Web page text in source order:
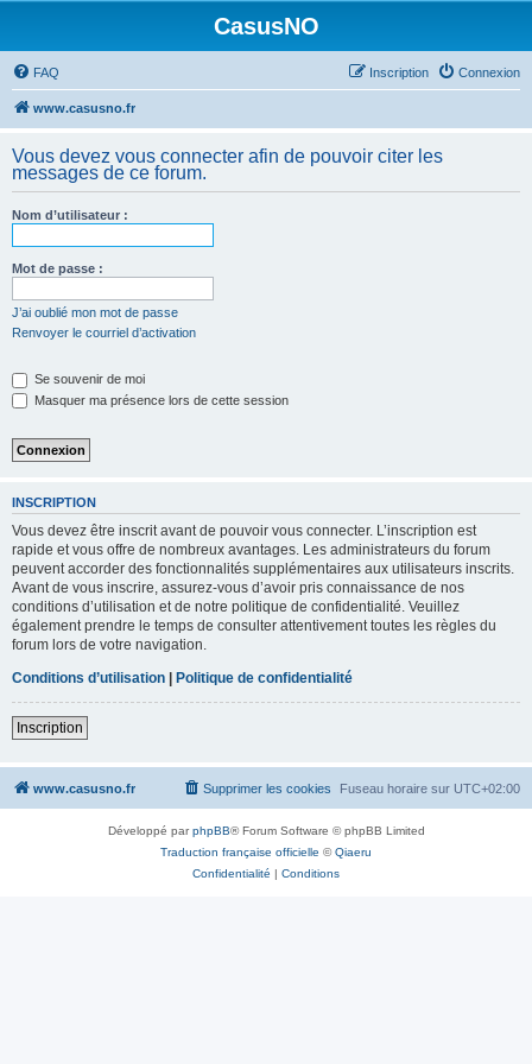
CasusNO
FAQ Connexion
Inscription
www.casusno.fr
Vous devez vous connecter afin de pouvoir citer les
messages de ce forum.
Nom d’utilisateur :
Mot de passe :
J’ai oublié mon mot de passe
Renvoyer le courriel d’activation
Se souvenir de moi
Masquer ma présence lors de cette session
INSCRIPTION
Vous devez être inscrit avant de pouvoir vous connecter. L’inscription est
rapide et vous offre de nombreux avantages. Les administrateurs du forum
peuvent accorder des fonctionnalités supplémentaires aux utilisateurs inscrits.
Avant de vous inscrire, assurez-vous d’avoir pris connaissance de nos
conditions d’utilisation et de notre politique de confidentialité. Veuillez
également prendre le temps de consulter attentivement toutes les règles du
forum lors de votre navigation.
Conditions d’utilisation | Politique de confidentialité
Inscription
www.casusno.fr Fuseau horaire sur UTC+02:00
Supprimer les cookies
Développé parphpBB® Forum Software © phpBB Limited
Traduction française officielle ©Qiaeru
Confidentialité | Conditions